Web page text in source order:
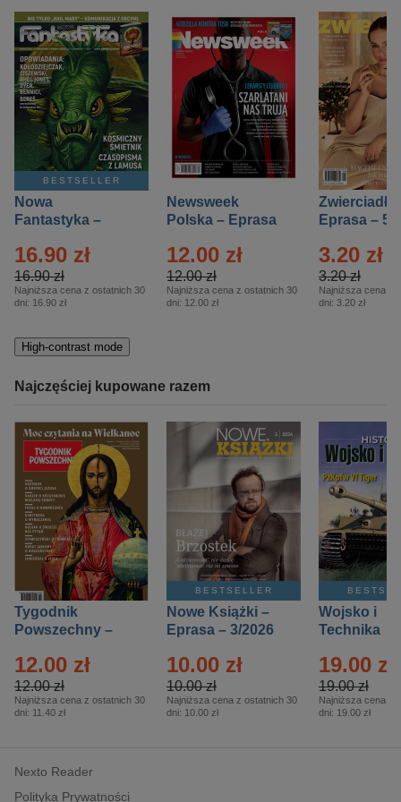
BESTSELLER
Nowa
Fantastyka –
16.90 zł
16.90 zł
Najniższa cena z ostatnich 30
dni: 16.90 zł
Newsweek
Polska – Eprasa
12.00 zł
12.00 zł
Najniższa cena z ostatnich 30
dni: 12.00 zł
Zwierciadło
Eprasa – 5/
3.20 zł
3.20 zł
Najniższa cena z
dni: 3.20 zł
High-contrast mode
Najczęściej kupowane razem
Tygodnik
Powszechny –
12.00 zł
12.00 zł
Najniższa cena z ostatnich 30
dni: 11.40 zł
BESTSELLER
Nowe Książki –
Eprasa – 3/2026
10.00 zł
10.00 zł
Najniższa cena z ostatnich 30
dni: 10.00 zł
Wojsko i
Technika
– 2/2026
19.00 zł
19.00 zł
Najniższa cena z
dni: 19.00 zł
Nexto Reader
Polityka Prywatności